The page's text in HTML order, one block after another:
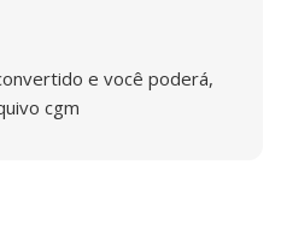
e você poderá,
cgm